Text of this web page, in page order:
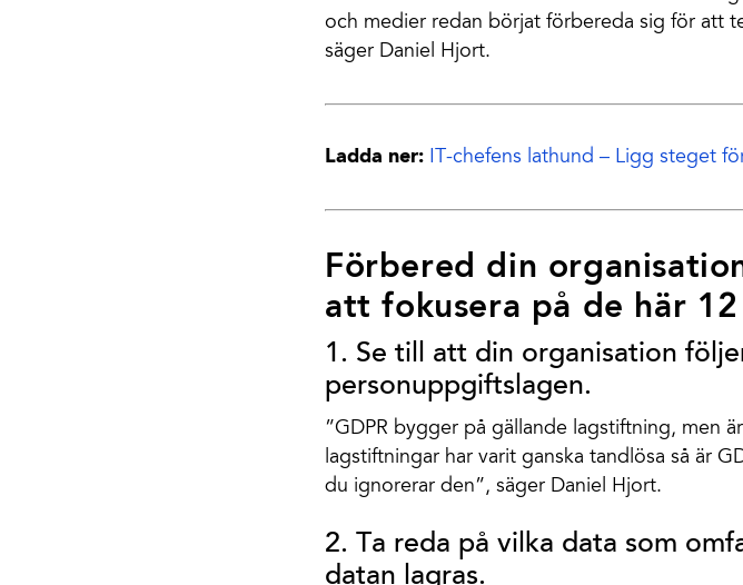
och medier redan börjat förbereda sig för att
säger Daniel Hjort.
Ladda ner: IT-chefens lathund – Ligg steget
Förbered din
att fokusera på de här
1. Se till att din organisation
personuppgiftslagen.
”GDPR bygger på gällande lagstiftning, men
lagstiftningar har varit ganska tandlösa så är
du ignorerar den”, säger Daniel Hjort.
2. Ta reda på vilka data som
datan lagras.